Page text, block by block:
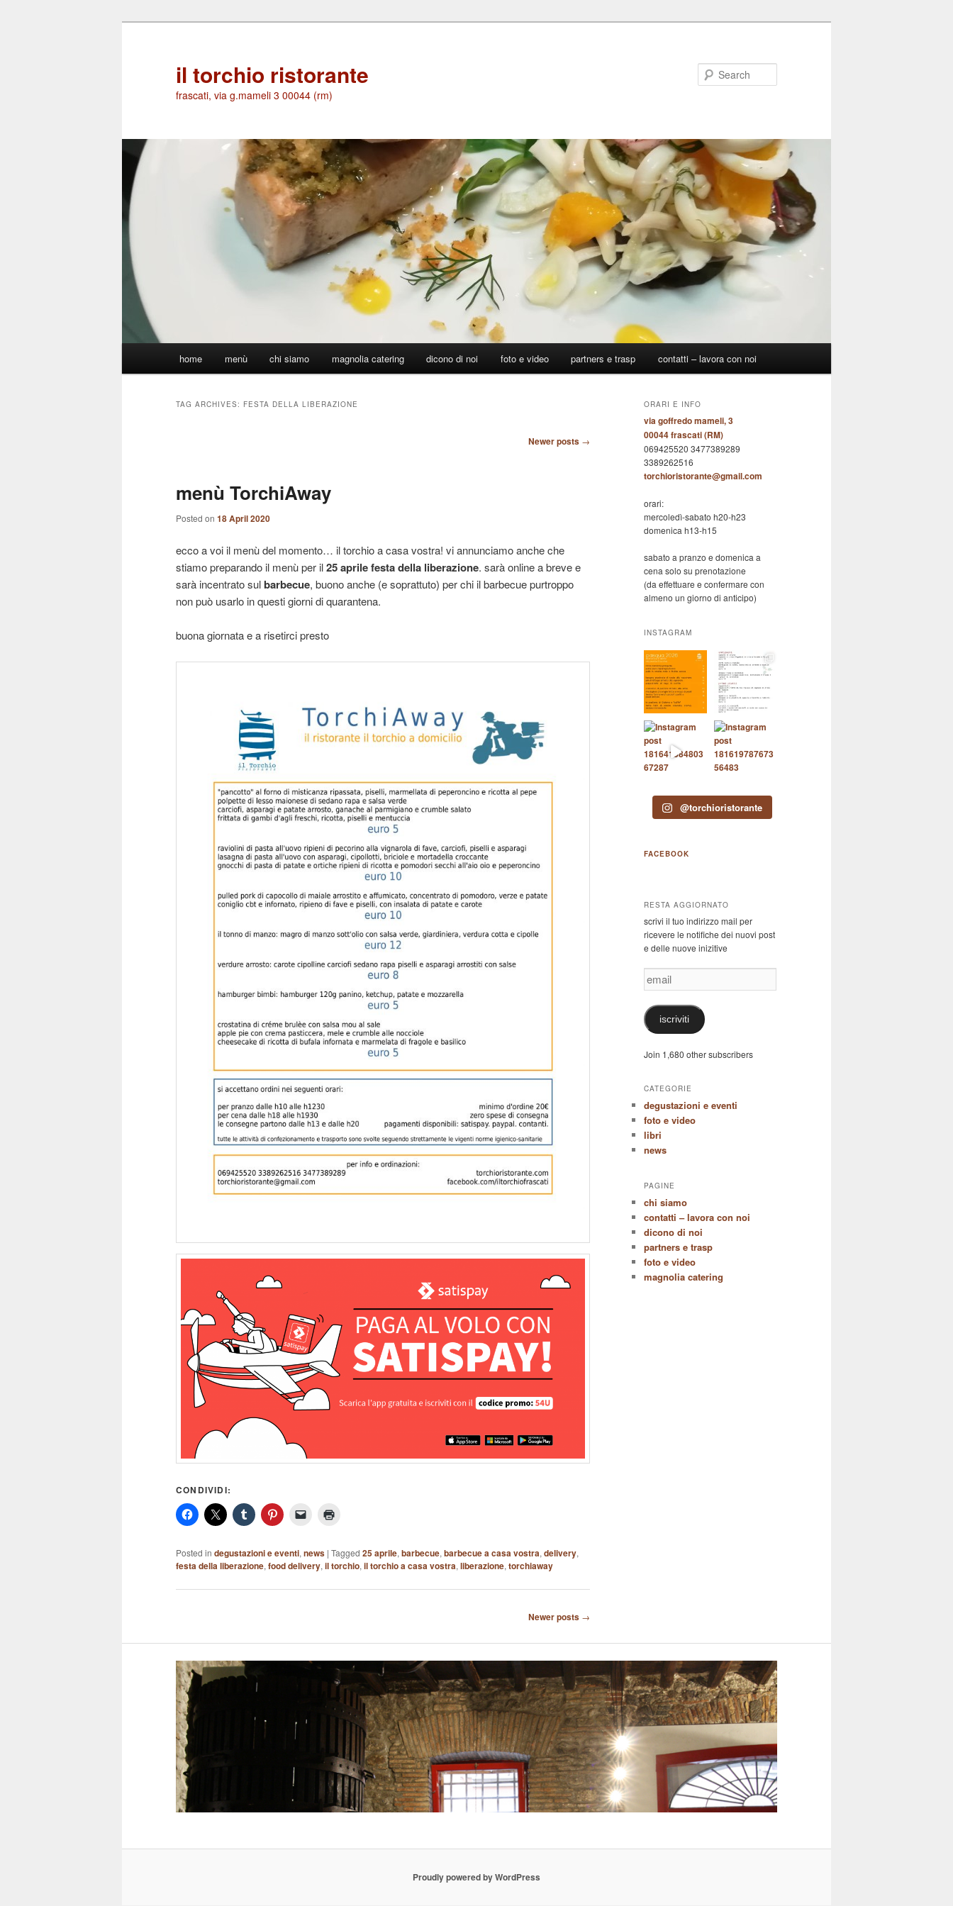
il torchio ristorante
frascati, via g.mameli 3 00044 (rm)
home menù chi siamo magnolia catering dicono di noi foto e video partners e trasp contatti – lavora con noi
TAG ARCHIVES: FESTA DELLA LIBERAZIONE
Newer posts →
menù TorchiAway
Posted on 18 April 2020
ecco a voi il menù del momento… il torchio a casa vostra! vi annunciamo anche che
stiamo preparando il menù per il25 aprile festa della liberazione. sarà online a breve e
sarà incentrato sulbarbecue, buono anche (e soprattuto) per chi il barbecue purtroppo
non può usarlo in questi giorni di quarantena.
buona giornata e a risetirci presto
CONDIVIDI:
Posted in degustazioni e eventi, news | Tagged 25 aprile, barbecue, barbecue a casa vostra, delivery,
festa della liberazione, food delivery, il torchio, il torchio a casa vostra, liberazione, torchiaway
Newer posts →
ORARI E INFO
via goffredo mameli, 3
00044 frascati (RM)
069425520 3477389289
3389262516
torchioristorante@gmail.com
orari:
mercoledì-sabato h20-h23
domenica h13-h15
sabato a pranzo e domenica a
cena solo su prenotazione
(da effettuare e confermare con
almeno un giorno di anticipo)
INSTAGRAM
@torchioristorante
FACEBOOK
RESTA AGGIORNATO
scrivi il tuo indirizzo mail per
ricevere le notifiche dei nuovi post
e delle nuove inizitive
iscriviti
Join 1,680 other subscribers
CATEGORIE
degustazioni e eventi
foto e video
libri
news
PAGINE
chi siamo
contatti – lavora con noi
dicono di noi
partners e trasp
foto e video
magnolia catering
Proudly powered by WordPress